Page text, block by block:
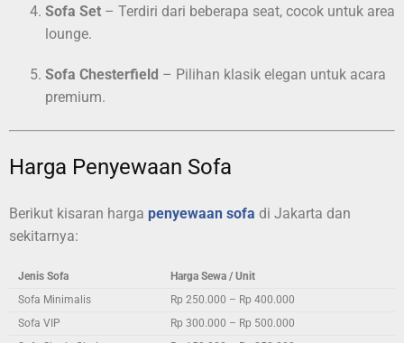
Sofa Set – Terdiri dari beberapa seat, cocok untuk area
lounge.
Sofa Chesterfield – Pilihan klasik elegan untuk acara
premium.
Harga Penyewaan Sofa
Berikut kisaran harga penyewaan sofa di Jakarta dan
sekitarnya:
Jenis Sofa
Harga Sewa / Unit
Sofa Minimalis
Rp 250.000 – Rp 400.000
Sofa VIP
Rp 300.000 – Rp 500.000